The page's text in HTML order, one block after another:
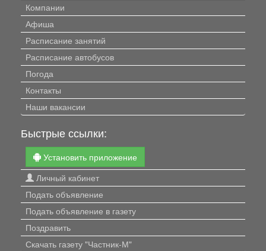
Компании
Афиша
Расписание занятий
Расписание автобусов
Погода
Контакты
Наши вакансии
Быстрые ссылки:
Установить приложение
Личный кабинет
Подать объявление
Подать объявление в газету
Поздравить
Скачать газету "Частник-М"